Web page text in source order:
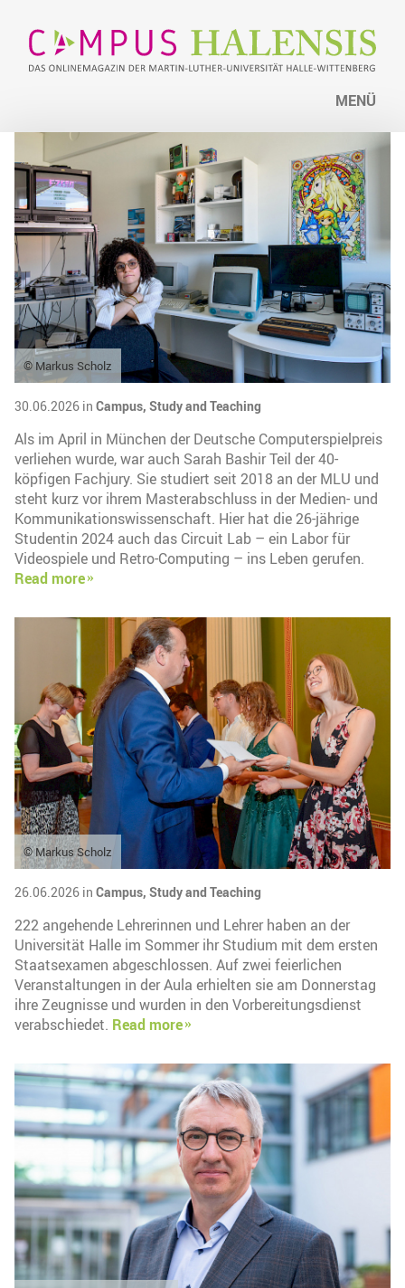
MENÜ
© Markus Scholz
30.06.2026 in Campus, Study and Teaching
Als im April in München der Deutsche Computerspielpreis
verliehen wurde, war auch Sarah Bashir Teil der 40-
köpfigen Fachjury. Sie studiert seit 2018 an der MLU und
steht kurz vor ihrem Masterabschluss in der Medien- und
Kommunikationswissenschaft. Hier hat die 26-jährige
Studentin 2024 auch das Circuit Lab – ein Labor für
Videospiele und Retro-Computing – ins Leben gerufen.
Read more
© Markus Scholz
26.06.2026 in Campus, Study and Teaching
222 angehende Lehrerinnen und Lehrer haben an der
Universität Halle im Sommer ihr Studium mit dem ersten
Staatsexamen abgeschlossen. Auf zwei feierlichen
Veranstaltungen in der Aula erhielten sie am Donnerstag
ihre Zeugnisse und wurden in den Vorbereitungsdienst
verabschiedet. Read more